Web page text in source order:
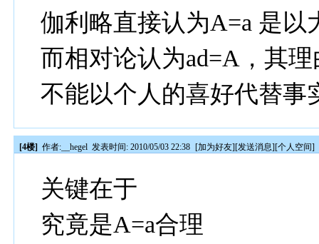
伽利略直接认为A=a 是
而相对论认为ad=A，其
不能以个人的喜好代替事
[4楼] 作者: __hegel 发表时间: 2010/05/03 22:38 [加为好友][发送消息][个人空间]
关键在于
究竟是A=a合理